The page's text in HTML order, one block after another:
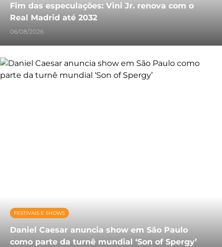
Fim das especulações: Vini Jr. renova com o
Real Madrid até 2032
06/08/2026
FESTIVAIS E SHOWS
Daniel Caesar anuncia show em São Paulo
como parte da turnê mundial ‘Son of Spergy’